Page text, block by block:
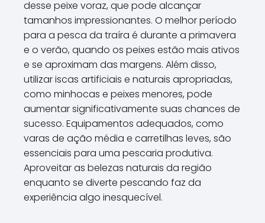
desse peixe voraz, que pode alcançar
tamanhos impressionantes. O melhor período
para a pesca da traíra é durante a primavera
e o verão, quando os peixes estão mais ativos
e se aproximam das margens. Além disso,
utilizar iscas artificiais e naturais apropriadas,
como minhocas e peixes menores, pode
aumentar significativamente suas chances de
sucesso. Equipamentos adequados, como
varas de ação média e carretilhas leves, são
essenciais para uma pescaria produtiva.
Aproveitar as belezas naturais da região
enquanto se diverte pescando faz da
experiência algo inesquecível.